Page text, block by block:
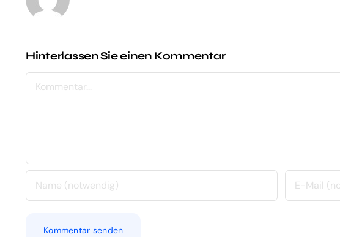
Hinterlassen Sie einen Kommentar
Kommentar